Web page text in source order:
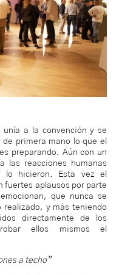
a la convención y se
primera mano lo que el
preparando. Aún con un
las reacciones humanas
lo hicieron. Esta vez el
fuertes aplausos por parte
que nunca se
y más teniendo
directamente de los
ellos mismos el
a techo”